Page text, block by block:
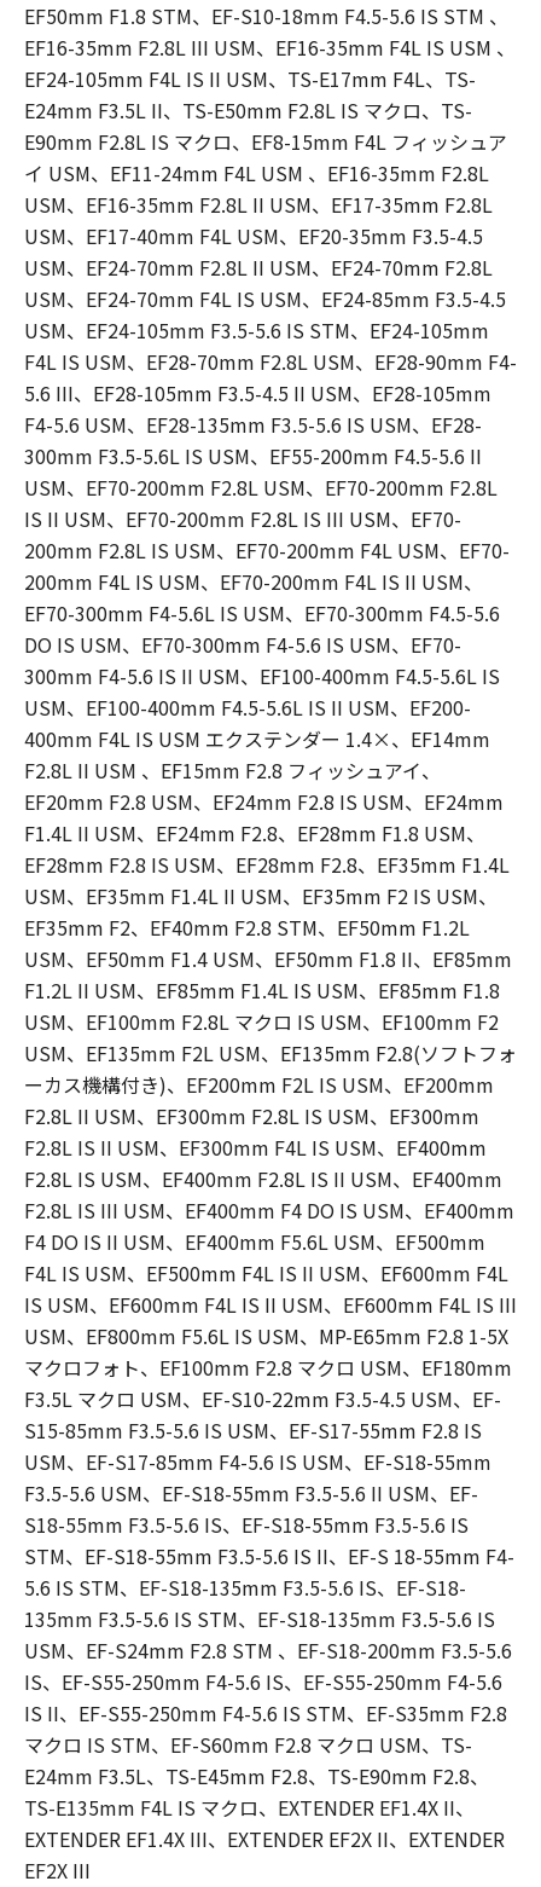
EF50mm F1.8 STM、EF-S10-18mm F4.5-5.6 IS STM 、
EF16-35mm F2.8L III USM、EF16-35mm F4L IS USM 、
EF24-105mm F4L IS II USM、TS-E17mm F4L、TS-
E24mm F3.5L II、TS-E50mm F2.8L IS マクロ、TS-
E90mm F2.8L IS マクロ、EF8-15mm F4L フィッシュア
イ USM、EF11-24mm F4L USM 、EF16-35mm F2.8L
USM、EF16-35mm F2.8L II USM、EF17-35mm F2.8L
USM、EF17-40mm F4L USM、EF20-35mm F3.5-4.5
USM、EF24-70mm F2.8L II USM、EF24-70mm F2.8L
USM、EF24-70mm F4L IS USM、EF24-85mm F3.5-4.5
USM、EF24-105mm F3.5-5.6 IS STM、EF24-105mm
F4L IS USM、EF28-70mm F2.8L USM、EF28-90mm F4-
5.6 III、EF28-105mm F3.5-4.5 II USM、EF28-105mm
F4-5.6 USM、EF28-135mm F3.5-5.6 IS USM、EF28-
300mm F3.5-5.6L IS USM、EF55-200mm F4.5-5.6 II
USM、EF70-200mm F2.8L USM、EF70-200mm F2.8L
IS II USM、EF70-200mm F2.8L IS III USM、EF70-
200mm F2.8L IS USM、EF70-200mm F4L USM、EF70-
200mm F4L IS USM、EF70-200mm F4L IS II USM、
EF70-300mm F4-5.6L IS USM、EF70-300mm F4.5-5.6
DO IS USM、EF70-300mm F4-5.6 IS USM、EF70-
300mm F4-5.6 IS II USM、EF100-400mm F4.5-5.6L IS
USM、EF100-400mm F4.5-5.6L IS II USM、EF200-
400mm F4L IS USM エクステンダー 1.4×、EF14mm
F2.8L II USM 、EF15mm F2.8 フィッシュアイ、
EF20mm F2.8 USM、EF24mm F2.8 IS USM、EF24mm
F1.4L II USM、EF24mm F2.8、EF28mm F1.8 USM、
EF28mm F2.8 IS USM、EF28mm F2.8、EF35mm F1.4L
USM、EF35mm F1.4L II USM、EF35mm F2 IS USM、
EF35mm F2、EF40mm F2.8 STM、EF50mm F1.2L
USM、EF50mm F1.4 USM、EF50mm F1.8 II、EF85mm
F1.2L II USM、EF85mm F1.4L IS USM、EF85mm F1.8
USM、EF100mm F2.8L マクロ IS USM、EF100mm F2
USM、EF135mm F2L USM、EF135mm F2.8(ソフトフォ
ーカス機構付き)、EF200mm F2L IS USM、EF200mm
F2.8L II USM、EF300mm F2.8L IS USM、EF300mm
F2.8L IS II USM、EF300mm F4L IS USM、EF400mm
F2.8L IS USM、EF400mm F2.8L IS II USM、EF400mm
F2.8L IS III USM、EF400mm F4 DO IS USM、EF400mm
F4 DO IS II USM、EF400mm F5.6L USM、EF500mm
F4L IS USM、EF500mm F4L IS II USM、EF600mm F4L
IS USM、EF600mm F4L IS II USM、EF600mm F4L IS III
USM、EF800mm F5.6L IS USM、MP-E65mm F2.8 1-5X
マクロフォト、EF100mm F2.8 マクロ USM、EF180mm
F3.5L マクロ USM、EF-S10-22mm F3.5-4.5 USM、EF-
S15-85mm F3.5-5.6 IS USM、EF-S17-55mm F2.8 IS
USM、EF-S17-85mm F4-5.6 IS USM、EF-S18-55mm
F3.5-5.6 USM、EF-S18-55mm F3.5-5.6 II USM、EF-
S18-55mm F3.5-5.6 IS、EF-S18-55mm F3.5-5.6 IS
STM、EF-S18-55mm F3.5-5.6 IS II、EF-S 18-55mm F4-
5.6 IS STM、EF-S18-135mm F3.5-5.6 IS、EF-S18-
135mm F3.5-5.6 IS STM、EF-S18-135mm F3.5-5.6 IS
USM、EF-S24mm F2.8 STM 、EF-S18-200mm F3.5-5.6
IS、EF-S55-250mm F4-5.6 IS、EF-S55-250mm F4-5.6
IS II、EF-S55-250mm F4-5.6 IS STM、EF-S35mm F2.8
マクロ IS STM、EF-S60mm F2.8 マクロ USM、TS-
E24mm F3.5L、TS-E45mm F2.8、TS-E90mm F2.8、
TS-E135mm F4L IS マクロ、EXTENDER EF1.4X II、
EXTENDER EF1.4X III、EXTENDER EF2X II、EXTENDER
EF2X III